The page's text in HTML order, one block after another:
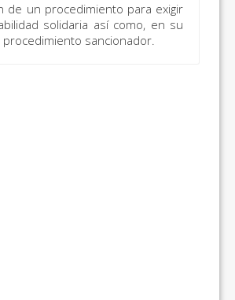
de un procedimiento para exigir
solidaria así como, en su
procedimiento sancionador.